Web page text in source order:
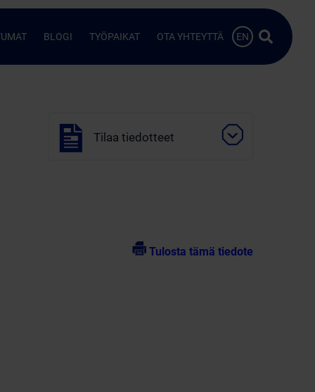
BLOGI TYÖPAIKAT OTA YHTEYTTÄ EN Hae…
Tilaa tiedotteet
Tulosta tämä tiedote